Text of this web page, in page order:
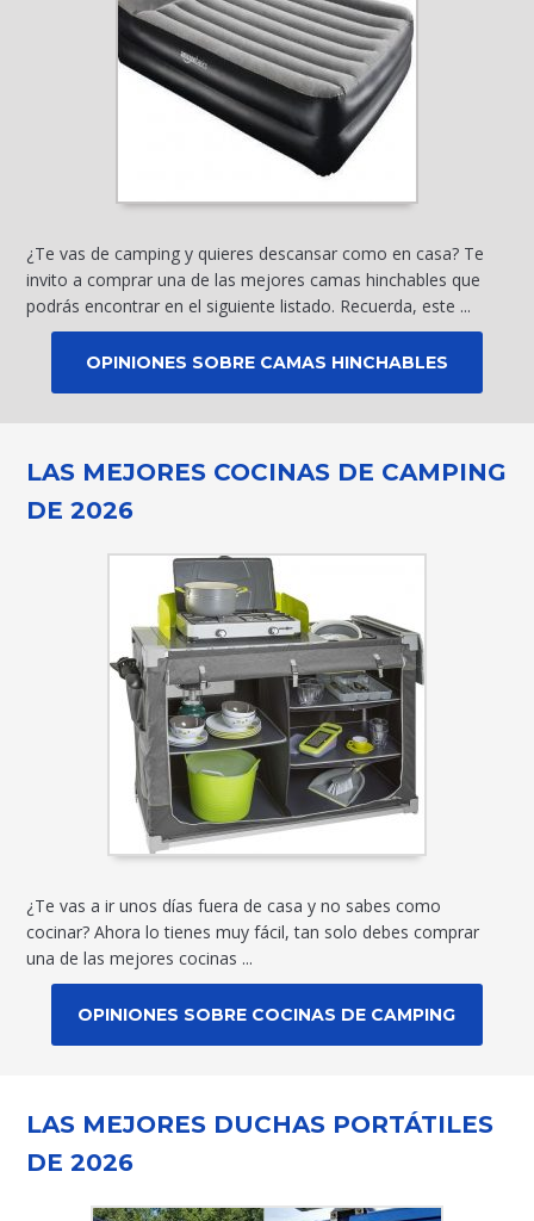
¿Te vas de camping y quieres descansar como en casa? Te
invito a comprar una de las mejores camas hinchables que
podrás encontrar en el siguiente listado. Recuerda, este ...
OPINIONES SOBRE CAMAS HINCHABLES
LAS MEJORES COCINAS DE CAMPING
DE 2026
¿Te vas a ir unos días fuera de casa y no sabes como
cocinar? Ahora lo tienes muy fácil, tan solo debes comprar
una de las mejores cocinas ...
OPINIONES SOBRE COCINAS DE CAMPING
LAS MEJORES DUCHAS PORTÁTILES
DE 2026